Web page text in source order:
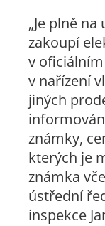
„Je plně
zakoupí
v
v nařízení
jiných
známky,
kterých je
známka
ústřední
inspekce